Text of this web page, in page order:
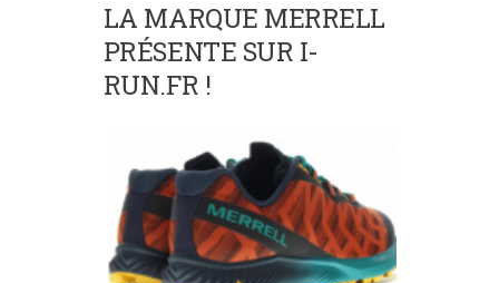
LA MARQUE MERRELL
PRÉSENTE SUR I-
RUN.FR !